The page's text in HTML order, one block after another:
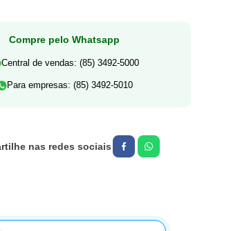
Compre pelo Whatsapp
Central de vendas: (85) 3492-5000
Para empresas: (85) 3492-5010